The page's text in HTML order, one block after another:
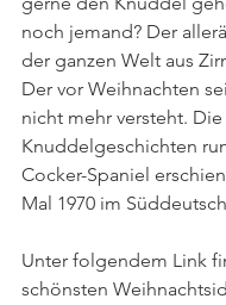
noch jemand? Der
der ganzen Welt aus
Der vor Weihnachten
nicht mehr versteht. Die
Knuddelgeschichten
Cocker-Spaniel
Mal 1970 im
Unter folgendem Link
schönsten